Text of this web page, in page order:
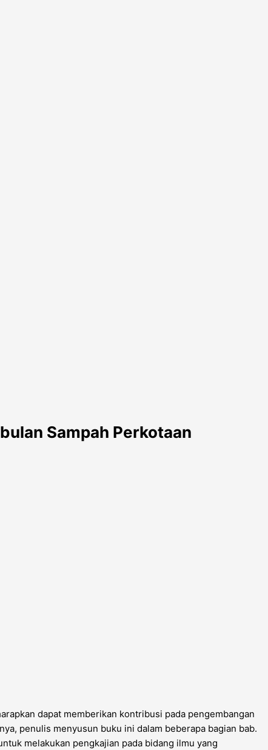
Sampah Perkotaan
dapat memberikan kontribusi pada pengembangan
penulis menyusun buku ini dalam beberapa bagian bab.
melakukan pengkajian pada bidang ilmu yang